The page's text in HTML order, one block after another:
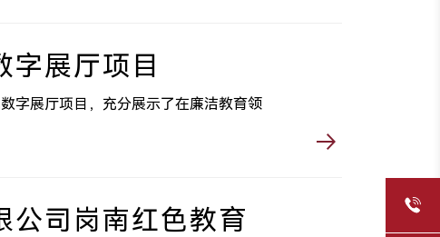
字展厅项目
字展厅项目，充分展示了在廉洁教育领
公司岗南红色教育